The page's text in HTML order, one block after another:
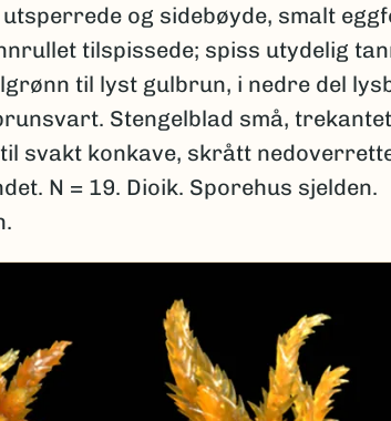
og sidebøyde, smalt
tilspissede; spiss utydelig
til lyst gulbrun, i nedre del
Stengelblad små,
svakt konkave, skrått
N = 19. Dioik. Sporehus sjelden.